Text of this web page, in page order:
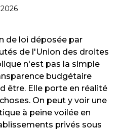
de loi déposée par
de l'Union des droites
n'est pas la simple
budgétaire
être. Elle porte en réalité
On peut y voir une
à peine voilée en
privés sous